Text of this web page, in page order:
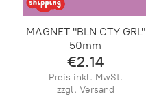
MAGNET "BLN CTY GRL"
50mm
€2.14
Preis inkl. MwSt.
zzgl. Versand